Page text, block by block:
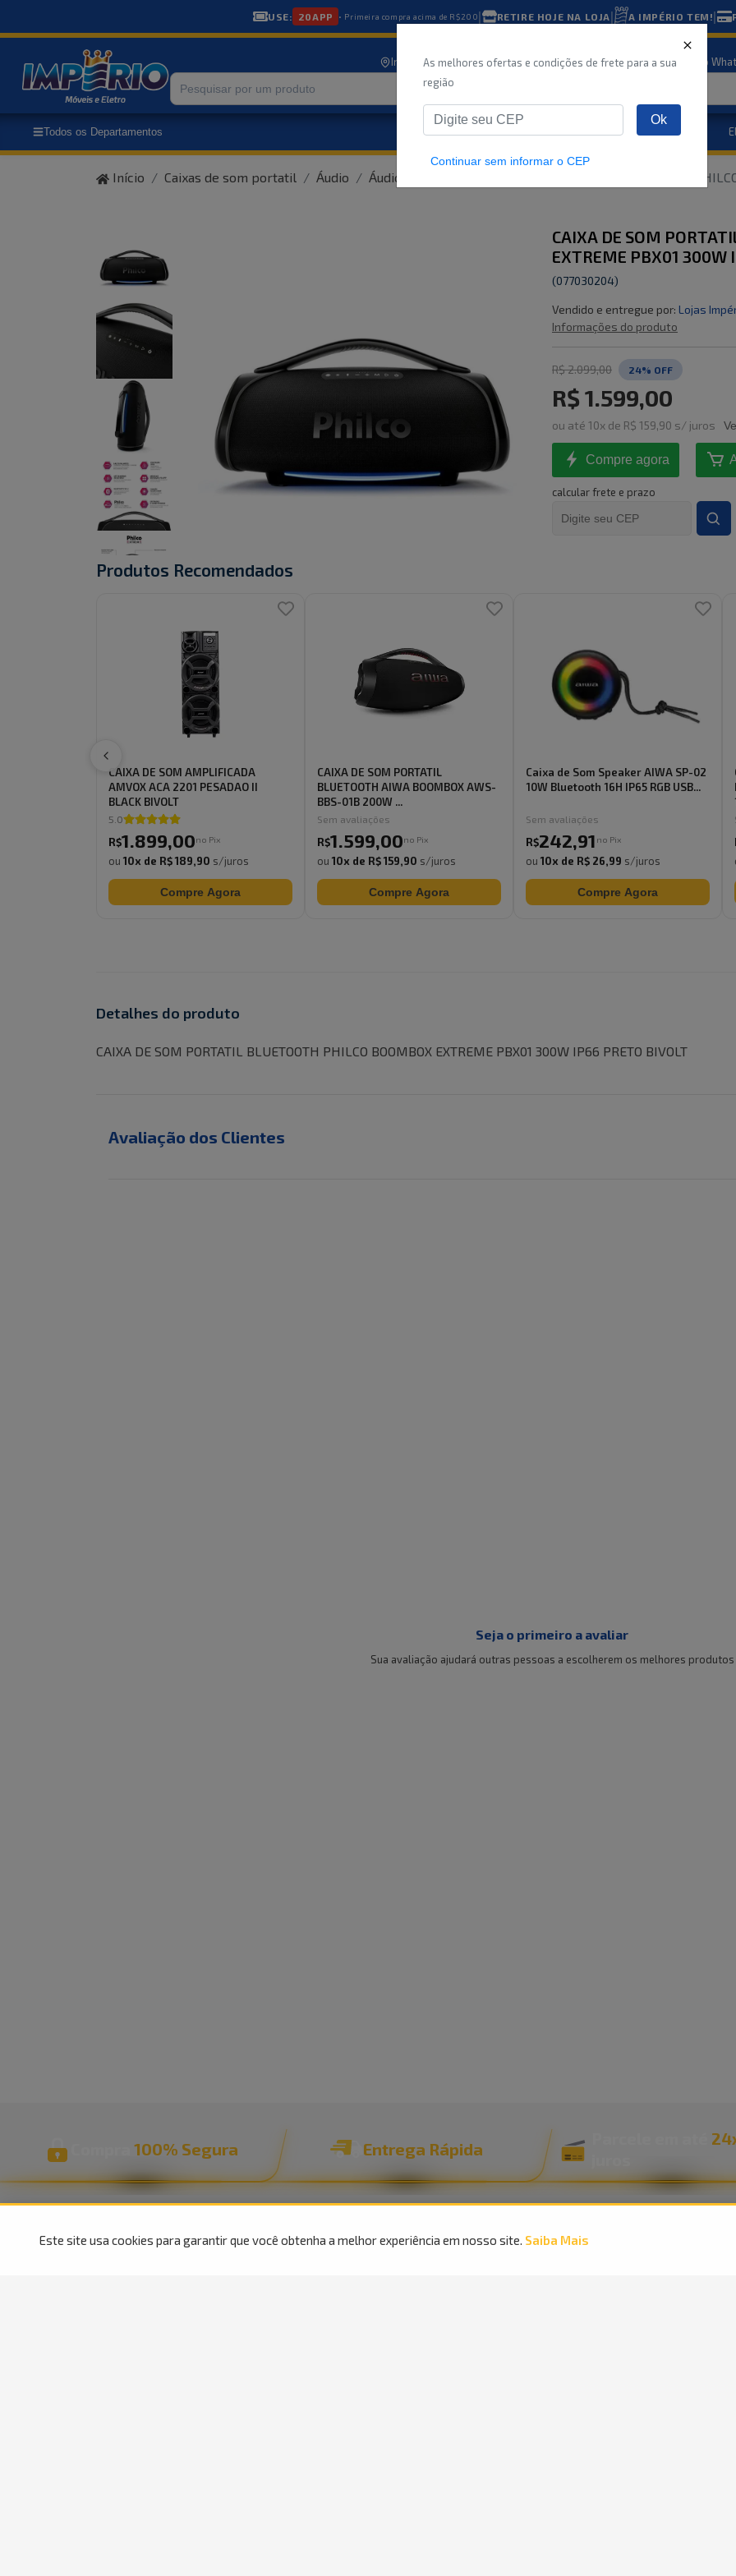
USE: 20APP • Primeira compra acima de R$200| RETIRE HOJE NA LOJA| A IMPÉRIO TEM!|
Informe seu CEP Nossas lojas Atendimento Compre pelo
Todos os Departamentos Eletrodomésticos
Início Caixas de som portatil Áudio Áudio e vídeo CAIXA DE SOM PORTATIL BLUETOOTH
CAIXA DE SOM
EXTREME PBX01 300W
(077030204)
Vendido e entregue por: Lojas
Informações do produto
R$ 2.099,00 24% OFF
R$ 1.599,00
ou até 10x de R$ 159,90 s/ juros
Compre agora
calcular frete e prazo
Produtos Recomendados
CAIXA DE SOM AMPLIFICADA
AMVOX ACA 2201 PESADAO II
BLACK BIVOLT
5.0
R$1.899,00no Pix
ou 10x de R$ 189,90 s/juros
Compre Agora
CAIXA DE SOM PORTATIL
BLUETOOTH AIWA BOOMBOX AWS-
BBS-01B 200W ...
Sem avaliações
R$1.599,00no Pix
ou 10x de R$ 159,90 s/juros
Compre Agora
Caixa de Som Speaker AIWA SP-02
10W Bluetooth 16H IP65 RGB USB...
Sem avaliações
R$242,91 no Pix
ou 10x de R$ 26,99 s/juros
Compre Agora
Detalhes do produto
CAIXA DE SOM PORTATIL BLUETOOTH PHILCO BOOMBOX EXTREME PBX01 300W IP66 PRETO BIVOLT
Avaliação dos Clientes
Seja o primeiro a avaliar
Sua avaliação ajudará outras pessoas a escolherem os melhores produtos
Este site usa cookies para garantir que você obtenha a melhor experiência em nosso site. Saiba Mais
Compra100% Segura Entrega Rápida
Atendimento Baixe nosso App
As melhores ofertas e condições de frete para a sua
região
Ok
Continuar sem informar o CEP